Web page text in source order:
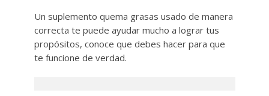
Un suplemento quema grasas usado de manera
correcta te puede ayudar mucho a lograr tus
propósitos, conoce que debes hacer para que
te funcione de verdad.